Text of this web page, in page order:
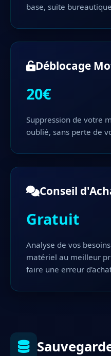
base, suite
Déblocage
20€
Suppression de votre
oublié, sans perte de
Conseil
Gratuit
Analyse de vos
matériel au meilleur
faire une erreur